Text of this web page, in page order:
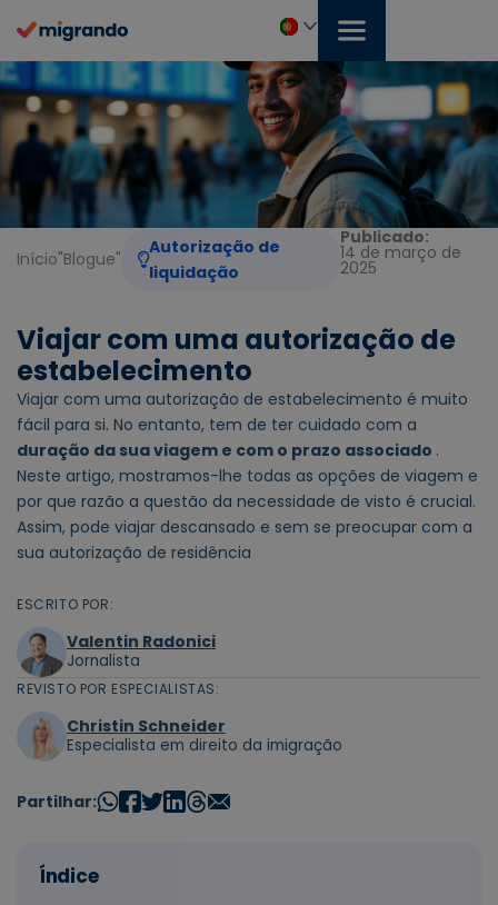
para
o
conteúdo
Português
Início"Blogue"
Autorização de
liquidação
Publicado:
14 de março de
2025
Viajar com uma autorização de
estabelecimento
Viajar com uma autorização de estabelecimento é muito
fácil para si. No entanto, tem de ter cuidado com a
duração da sua viagem e com o prazo associado .
Neste artigo, mostramos-lhe todas as opções de viagem e
por que razão a questão da necessidade de visto é crucial.
Assim, pode viajar descansado e sem se preocupar com a
sua autorização de residência
ESCRITO POR:
Valentin Radonici
Jornalista
REVISTO POR ESPECIALISTAS:
Christin Schneider
Especialista em direito da imigração
Partilhar:
Índice